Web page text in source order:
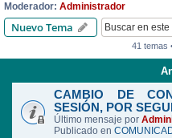
Moderador: Administrador
Nuevo Tema
41 temas
CAMBIO DE
SESIÓN, POR
Último mensaje por
Publicado en